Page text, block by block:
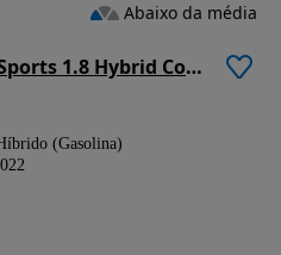
Toyota Corolla Touring Sports 1.8 Hybrid Comfort
(Gasolina)
Abaixo da média